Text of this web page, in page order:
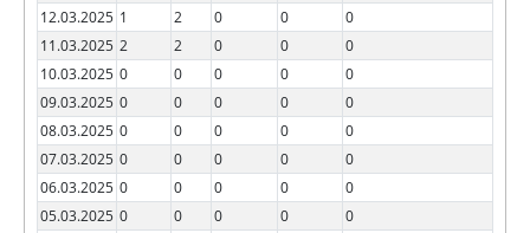
12.03.2025 1 2 0 0
0
11.03.2025 2 2 0 0
0
10.03.2025 0 0 0 0
0
09.03.2025 0 0 0 0
0
08.03.2025 0 0 0 0
0
07.03.2025 0 0 0 0
0
06.03.2025 0 0 0 0
0
05.03.2025 0 0 0 0
0